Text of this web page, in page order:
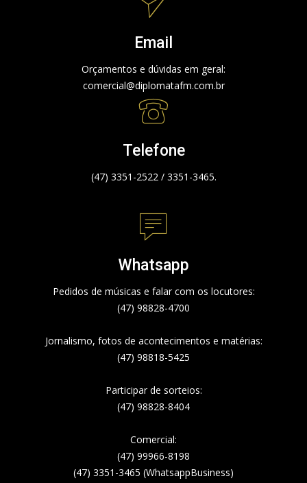
Email
Orçamentos e dúvidas em geral:
comercial@diplomatafm.com.br
Telefone
(47) 3351-2522 / 3351-3465.
Whatsapp
Pedidos de músicas e falar com os locutores:
(47) 98828-4700
Jornalismo, fotos de acontecimentos e matérias:
(47) 98818-5425
Participar de sorteios:
(47) 98828-8404
Comercial:
(47) 99966-8198
(47) 3351-3465 (WhatsappBusiness)